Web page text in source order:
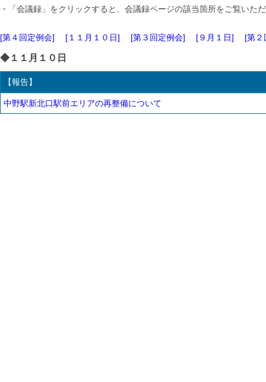
・「会議録」をクリックすると、会議録ページの該当箇所をご覧いた
[第４回定例会] [１１月１０日] [第３回定例会] [９月１日] [第２
◆１１月１０日
【報告】
中野駅新北口駅前エリアの再整備について